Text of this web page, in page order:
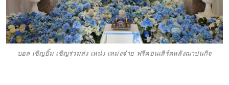
บอล เชิญยิ้ม เชิญร่วมส่ง เหน่ง เหม่งจ๋าย ฟรีคอนเสิร์ตหลังฌาปนกิจ